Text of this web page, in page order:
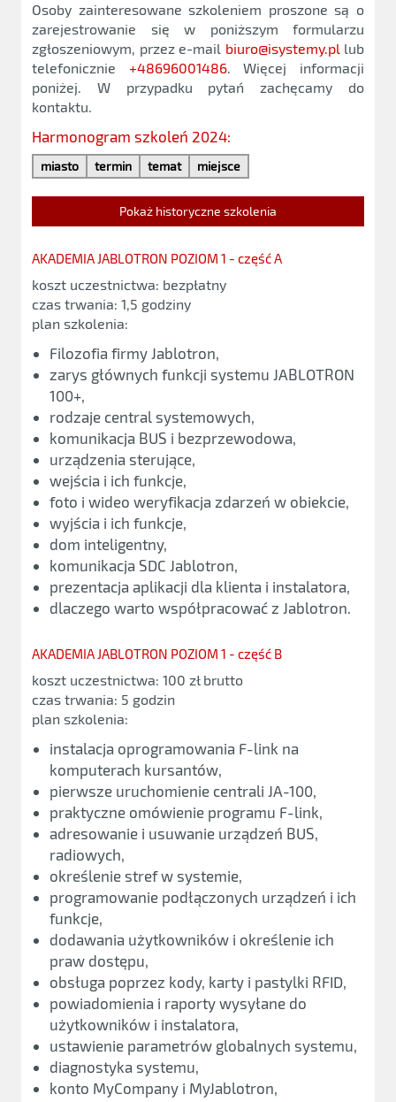
Osoby zainteresowane szkoleniem proszone są o
zarejestrowanie się w poniższym formularzu
zgłoszeniowym, przez e-mail biuro@isystemy.pllub
telefonicznie +48696001486. Więcej informacji
poniżej. W przypadku pytań zachęcamy do
kontaktu.
Harmonogram szkoleń 2024:
miasto termin temat miejsce
Pokaż historyczne szkolenia
AKADEMIA JABLOTRON POZIOM 1 - część A
koszt uczestnictwa: bezpłatny
czas trwania: 1,5 godziny
plan szkolenia:
Filozofia firmy Jablotron,
zarys głównych funkcji systemu JABLOTRON
100+,
rodzaje central systemowych,
komunikacja BUS i bezprzewodowa,
urządzenia sterujące,
wejścia i ich funkcje,
foto i wideo weryfikacja zdarzeń w obiekcie,
wyjścia i ich funkcje,
dom inteligentny,
komunikacja SDC Jablotron,
prezentacja aplikacji dla klienta i instalatora,
dlaczego warto współpracować z Jablotron.
AKADEMIA JABLOTRON POZIOM 1 - część B
koszt uczestnictwa: 100 zł brutto
czas trwania: 5 godzin
plan szkolenia:
instalacja oprogramowania F-link na
komputerach kursantów,
pierwsze uruchomienie centrali JA-100,
praktyczne omówienie programu F-link,
adresowanie i usuwanie urządzeń BUS,
radiowych,
określenie stref w systemie,
programowanie podłączonych urządzeń i ich
funkcje,
dodawania użytkowników i określenie ich
praw dostępu,
obsługa poprzez kody, karty i pastylki RFID,
powiadomienia i raporty wysyłane do
użytkowników i instalatora,
ustawienie parametrów globalnych systemu,
diagnostyka systemu,
konto MyCompany i MyJablotron,